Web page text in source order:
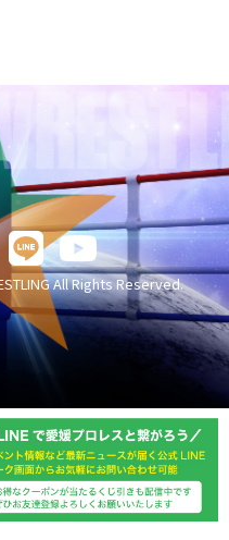
All Rights Reserved.